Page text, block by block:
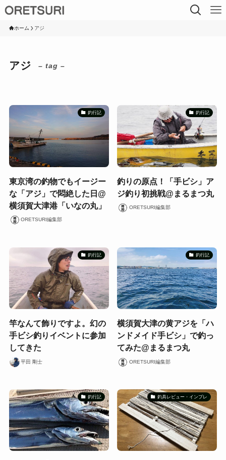
ホーム アジ
アジ – tag –
釣行記
東京湾の釣物でもイージー
な「アジ」で悶絶した日@
横須賀大津港「いなの丸」
ORETSURI編集部
釣行記
釣りの原点！「手ビシ」ア
ジ釣り初挑戦@まるまつ丸
ORETSURI編集部
釣行記
竿なんて飾りですよ。幻の
手ビシ釣りイベントに参加
してきた
平田 剛士
釣行記
横須賀大津の黄アジを「ハ
ンドメイド手ビシ」で釣っ
てみた@まるまつ丸
ORETSURI編集部
釣行記 釣具レビュー・インプレ